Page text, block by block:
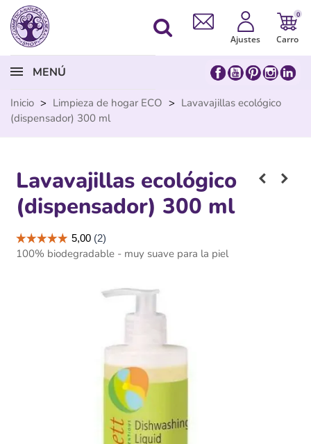
Ajustes
0
Carro
MENÚ
Inicio > Limpieza de hogar ECO > Lavavajillas ecológico
(dispensador) 300 ml
Lavavajillas ecológico
(dispensador) 300 ml
100% biodegradable - muy suave para la piel